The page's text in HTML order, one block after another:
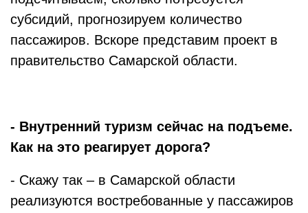
субсидий, прогнозируем количество
пассажиров. Вскоре представим проект в
правительство Самарской области.
- Внутренний туризм сейчас на подъеме.
Как на это реагирует дорога?
- Скажу так – в Самарской области
реализуются востребованные у пассажиров